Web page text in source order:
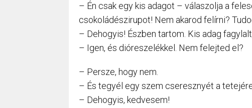
– Én csak egy kis adagot – válaszolja a
csokoládészirupot! Nem akarod felírni?
– Dehogyis! Észben tartom. Kis adag
– Igen, és dióreszelékkel. Nem felejted el?
– Persze, hogy nem.
– És tegyél egy szem cseresznyét a
– Dehogyis, kedvesem!